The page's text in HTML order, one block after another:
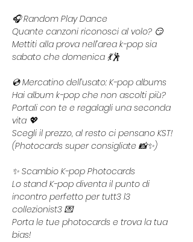
🎧 Random Play Dance
Quante canzoni riconosci al volo? 😏
Mettiti alla prova nell’area k-pop sia
sabato che domenica 💃🕺
💿 Mercatino dell’usato: K-pop albums
Hai album k-pop che non ascolti più?
Portali con te e regalagli una seconda
vita 💖
Scegli il prezzo, al resto ci pensano KST!
(Photocards super consigliate 📸✨)
✨ Scambio K-pop Photocards
Lo stand K-pop diventa il punto di
incontro perfetto per tutt3 l3
collezionist3 💌
Porta le tue photocards e trova la tua
bias!